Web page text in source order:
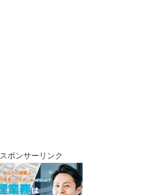
スポンサーリンク